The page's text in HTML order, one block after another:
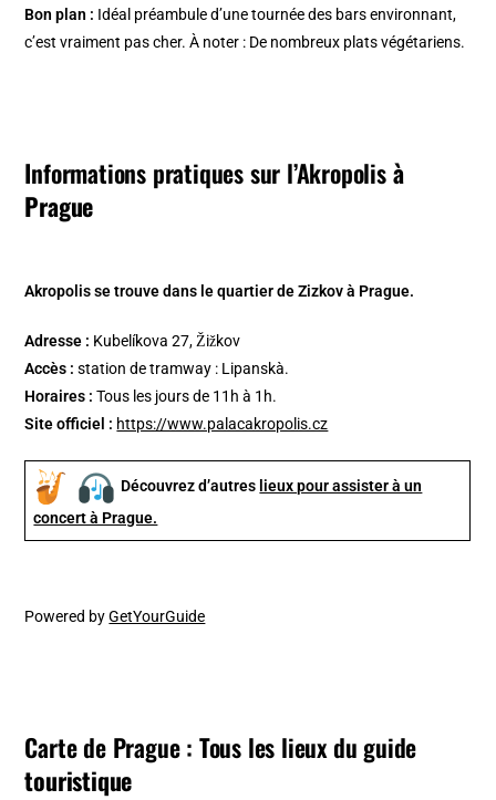
Bon plan : Idéal préambule d’une tournée des bars environnant,
c’est vraiment pas cher. À noter : De nombreux plats végétariens.
Informations pratiques sur l’Akropolisà
Prague
Akropolis se trouve dans le quartier de Zizkov à Prague.
Adresse : Kubelíkova 27, Žižkov
Accès : station de tramway : Lipanskà.
Horaires : Tous les jours de 11h à 1h.
Site officiel : https://www.palacakropolis.cz
Découvrez d’autres lieux pour assister à un
concert à Prague.
Powered byGetYourGuide
Carte de Prague : Tous les lieux du guide
touristique